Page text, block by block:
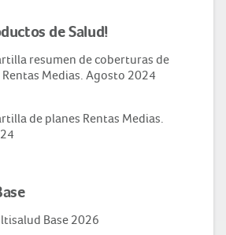
de Salud!
resumen de coberturas de
Medias. Agosto 2024
de planes Rentas Medias.
Base 2026